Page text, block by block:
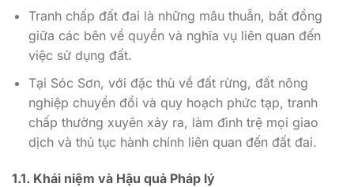
Tranh chấp đất đai là những mâu thuẫn, bất đồng
giữa các bên về quyền và nghĩa vụ liên quan đến
việc sử dụng đất.
Tại Sóc Sơn, với đặc thù về đất rừng, đất nông
nghiệp chuyển đổi và quy hoạch phức tạp, tranh
chấp thường xuyên xảy ra, làm đình trệ mọi giao
dịch và thủ tục hành chính liên quan đến đất đai.
1.1. Khái niệm và Hậu quả Pháp lý